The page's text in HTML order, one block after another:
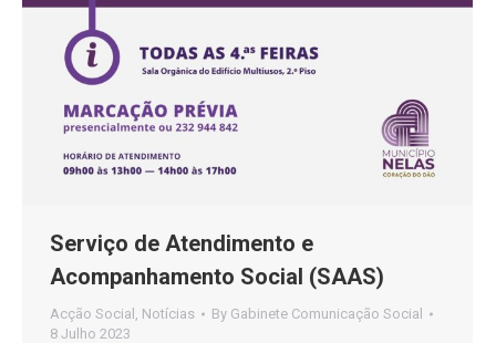
Serviço de Atendimento e
Acompanhamento Social (SAAS)
Acção Social , Notícias By Gabinete Comunicação Social
8 Julho 2023